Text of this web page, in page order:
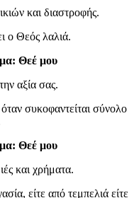
και διαστροφής.
ο Θεός λαλιά.
Θεέ μου
αξία σας.
συκοφαντείται σύνολο
Θεέ μου
και χρήματα.
είτε από τεμπελιά είτε